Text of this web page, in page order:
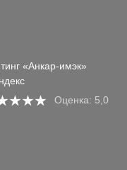
«Анкар-имэк»
Оценка: 5,0